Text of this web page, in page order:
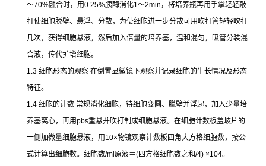
～70%融合时，用0.25%胰酶消化1～2min ，将培养瓶再用手掌轻轻敲
打使细胞脱壁、悬浮、分散，为使细胞进一步分散可用吹打管轻轻吹打
几次，获得细胞悬液，然后加入倍量的培养基，温和混匀，吸管分装混
合液，传代扩增细胞。
1.3 细胞形态的观察 在倒置显微镜下观察并记录细胞的生长情况及形态
特征。
1.4 细胞的计数 常规消化细胞，待细胞变圆、脱壁并浮起，加入少量培
养基离心，再用pbs重悬并吹打制成细胞悬液。在细胞计数板盖玻片的
一侧加微量细胞悬液，用 10×物镜观察计数板四角大方格细胞数，按公
式计算出细胞数。细胞数/ml 原液＝(四方格细胞数之和/4) ×104。